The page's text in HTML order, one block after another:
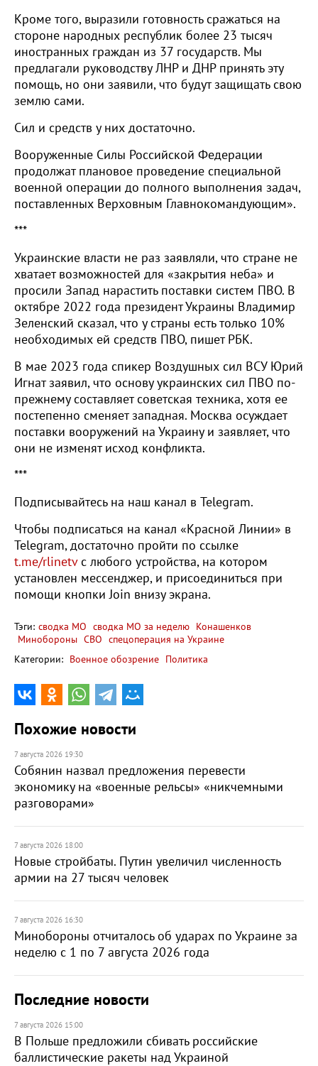
Кроме того, выразили готовность сражаться на
стороне народных республик более 23 тысяч
иностранных граждан из 37 государств. Мы
предлагали руководству ЛНР и ДНР принять эту
помощь, но они заявили, что будут защищать свою
землю сами.
Сил и средств у них достаточно.
Вооруженные Силы Российской Федерации
продолжат плановое проведение специальной
военной операции до полного выполнения задач,
поставленных Верховным Главнокомандующим».
***
Украинские власти не раз заявляли, что стране не
хватает возможностей для «закрытия неба» и
просили Запад нарастить поставки систем ПВО. В
октябре 2022 года президент Украины Владимир
Зеленский сказал, что у страны есть только 10%
необходимых ей средств ПВО, пишет РБК.
В мае 2023 года спикер Воздушных сил ВСУ Юрий
Игнат заявил, что основу украинских сил ПВО по-
прежнему составляет советская техника, хотя ее
постепенно сменяет западная. Москва осуждает
поставки вооружений на Украину и заявляет, что
они не изменят исход конфликта.
***
Подписывайтесь на наш канал в Telegram.
Чтобы подписаться на канал «Красной Линии» в
Telegram, достаточно пройти по ссылке
t.me/rlinetvс любого устройства, на котором
установлен мессенджер, и присоединиться при
помощи кнопки Join внизу экрана.
Тэги: сводка МО сводка МО за неделю Конашенков
Минобороны СВО спецоперация на Украине
Категории: Военное обозрение Политика
Похожие новости
7 августа 2026 19:30
Собянин назвал предложения перевести
экономику на «военные рельсы» «никчемными
разговорами»
7 августа 2026 18:00
Новые стройбаты. Путин увеличил численность
армии на 27 тысяч человек
7 августа 2026 16:30
Минобороны отчиталось об ударах по Украине за
неделю с 1 по 7 августа 2026 года
Последние новости
7 августа 2026 15:00
В Польше предложили сбивать российские
баллистические ракеты над Украиной